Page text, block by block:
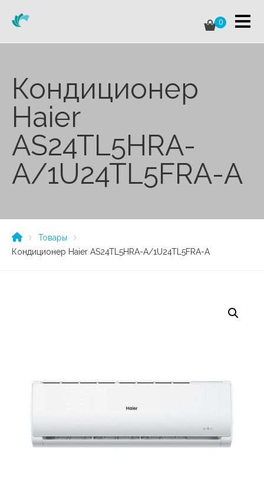
0
Кондиционер
Haier
AS24TL5HRA-
A/1U24TL5FRA-A
Товары
Кондиционер Haier AS24TL5HRA-A/1U24TL5FRA-A